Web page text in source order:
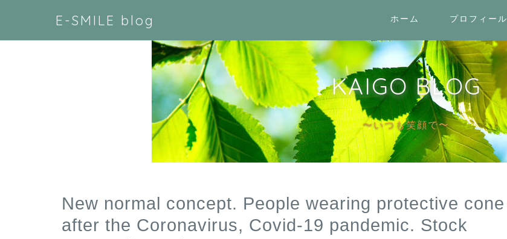
E-SMILE blog ホーム プロフィール
KAIGO BLOG
〜いつも笑顔で〜
New normal concept. People wearing protective cone
after the Coronavirus, Covid-19 pandemic. Stock